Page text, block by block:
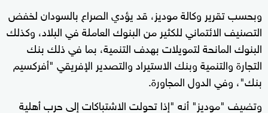
وبحسب تقرير وكالة موديز، قد يؤدي الصراع بالسودان لخفض
التصنيف الائتماني للكثير من البنوك العاملة في البلاد، وكذلك
البنوك المانحة لتمويلات بهدف التنمية، بما في ذلك بنك
التجارة والتنمية وبنك الاستيراد والتصدير الإفريقي "أفركسيم
بنك"، وفي الدول المجاورة.
وتضيف "موديز" أنه "إذا تحولت الاشتباكات إلى حرب أهلية